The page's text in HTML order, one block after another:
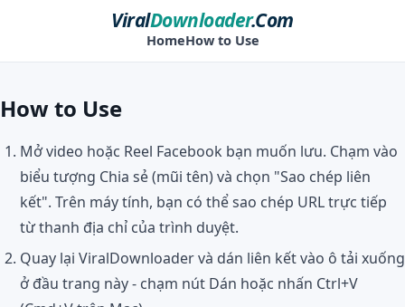
ViralDownloader.Com
HomeHow to Use
How to Use
Mở video hoặc Reel Facebook bạn muốn lưu. Chạm vào
biểu tượng Chia sẻ (mũi tên) và chọn "Sao chép liên
kết". Trên máy tính, bạn có thể sao chép URL trực tiếp
từ thanh địa chỉ của trình duyệt.
Quay lại ViralDownloader và dán liên kết vào ô tải xuống
ở đầu trang này - chạm nút Dán hoặc nhấn Ctrl+V